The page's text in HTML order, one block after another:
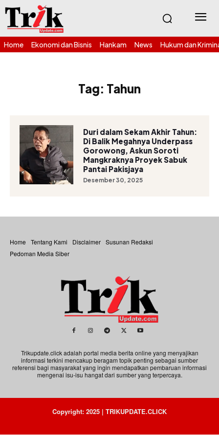
Home Ekonomi dan Bisnis Hankam News Hukum dan
Tag: Tahun
Duri dalam Sekam Akhir Tahun:
Di Balik Megahnya Underpass
Gorowong, Askun Soroti
Mangkraknya Proyek Sabuk
Pantai Pakisjaya
Desember 30, 2025
Home Tentang Kami Disclaimer Susunan Redaksi
Pedoman Media Siber
Trikupdate.click adalah portal media berita online yang menyajikan
informasi terkini mencakup beragam topik penting sebagai sumber
referensi bagi masyarakat yang ingin mendapatkan pembaruan informasi
mengenai isu-isu hangat dari sumber yang terpercaya.
Copyright: 2025 | TRIKUPDATE.CLICK